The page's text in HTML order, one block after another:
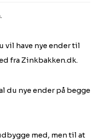
vil have nye ender til
fra Zinkbakken.dk.
du nye ender på begge
med, men til at